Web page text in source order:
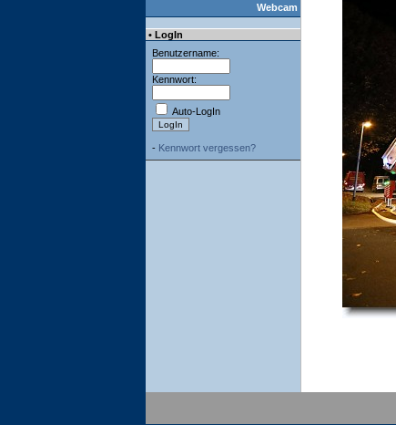
Webcam
• LogIn
Benutzername:
Kennwort:
Auto-LogIn
- Kennwort vergessen?